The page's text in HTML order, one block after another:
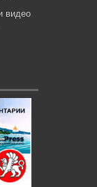
видео